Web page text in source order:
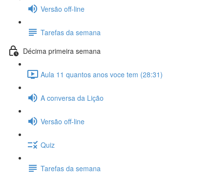
Versão off-line
Tarefas da semana
Décima primeira semana
Aula 11 quantos anos voce tem (28:31)
A conversa da Lição
Versão off-line
Quiz
Tarefas da semana